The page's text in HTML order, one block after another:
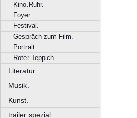
Kino.Ruhr.
Foyer.
Festival.
Gespräch zum Film.
Portrait.
Roter Teppich.
Literatur.
Musik.
Kunst.
trailer spezial.